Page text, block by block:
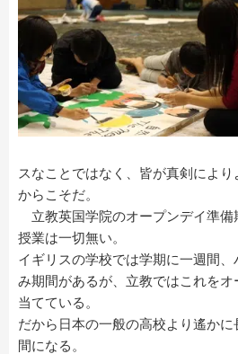
スなことではなく、皆が真剣によ
からこそだ。
立教英国学院のオープンデイ準備
授業は一切無い。
イギリスの学校では学期に一週間
み期間があるが、立教ではこれを
当てている。
だから日本の一般の高校より遙か
間になる。